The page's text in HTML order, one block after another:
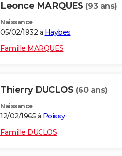
Leonce MARQUES (93 ans)
Naissance
05/02/1932 à Haybes
Famille MARQUES
Thierry DUCLOS (60 ans)
Naissance
12/02/1965 à Poissy
Famille DUCLOS